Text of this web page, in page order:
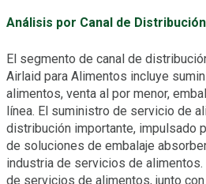
Análisis por Canal de Distribución
El segmento de canal de
Airlaid para Alimentos incluye
alimentos, venta al por menor,
línea. El suministro de servicio de
distribución importante, impulsado
de soluciones de embalaje
industria de servicios de
de servicios de alimentos, junto